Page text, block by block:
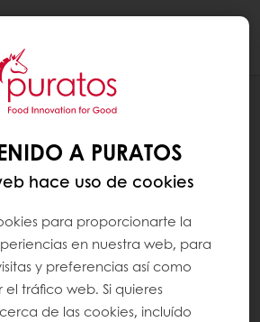
RECETAS
A PURATOS
hace uso de cookies
para proporcionarte la
en nuestra web, para
y preferencias así como
el tráfico web. Si quieres
de las cookies, incluído